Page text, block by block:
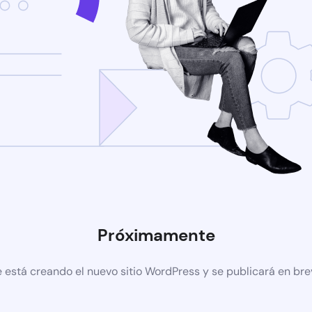
Próximamente
está creando el nuevo sitio WordPress y se publicará en